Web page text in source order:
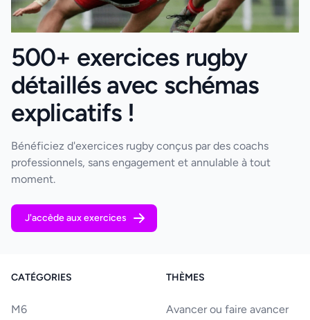
500+ exercices rugby
détaillés avec schémas
explicatifs !
Bénéficiez d'exercices rugby conçus par des coachs
professionnels, sans engagement et annulable à tout
moment.
J'accède aux exercices
CATÉGORIES
M6
THÈMES
Avancer ou faire avancer